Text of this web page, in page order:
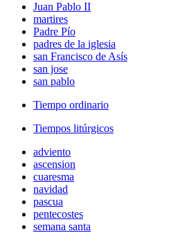
Juan Pablo II
martires
Padre Pío
padres de la iglesia
san Francisco de Asís
san jose
san pablo
Tiempo ordinario
Tiempos litúrgicos
adviento
ascension
cuaresma
navidad
pascua
pentecostes
semana santa